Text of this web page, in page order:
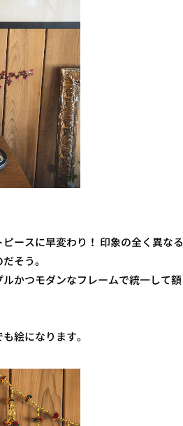
ースに早変わり！ 印象の全く異なる
そう。
かつモダンなフレームで統一して額
絵になります。